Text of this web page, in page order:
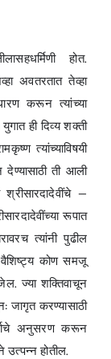
होत.
अवतरतात तेव्हा
करून त्यांच्या
ही दिव्य शक्ती
त्यांच्याविषयी
देण्यासाठी ती आली
—
रूपात
त्यांनी पुढील
वैशिष्ट्य कोण समजू
ज्या शक्तिवाचून
जागृत करण्यासाठी
अनुसरण करून
उत्पन्न होतील.